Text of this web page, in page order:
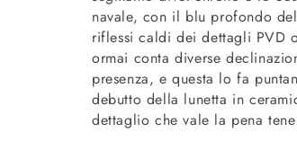
navale, con il blu profondo
riflessi caldi dei dettagli PVD
ormai conta diverse
presenza, e questa lo fa
debutto della lunetta in
dettaglio che vale la pena